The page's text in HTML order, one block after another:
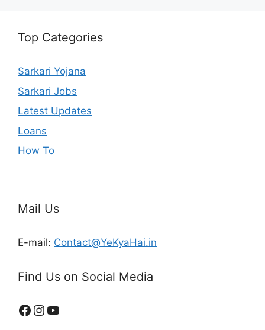
Top Categories
Sarkari Yojana
Sarkari Jobs
Latest Updates
Loans
How To
Mail Us
E-mail: Contact@YeKyaHai.in
Find Us on Social Media